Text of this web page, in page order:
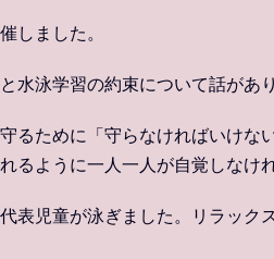
しました。
水泳学習の約束について話があり
るために「守らなければいけな
るように一人一人が自覚しなけ
表児童が泳ぎました。リラック